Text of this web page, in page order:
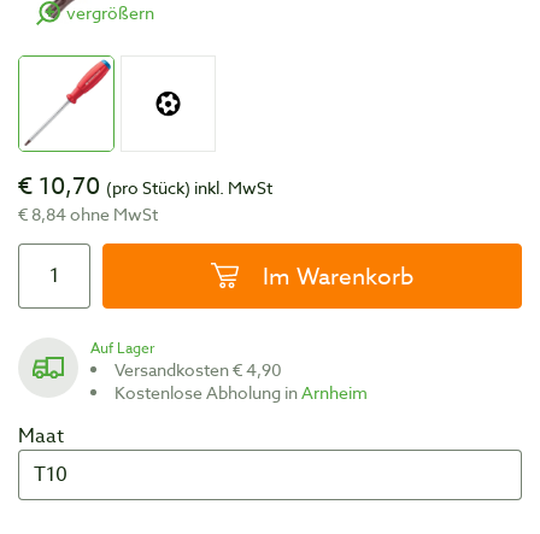
vergrößern
€ 10,70 (pro Stück) inkl. MwSt
€ 8,84 ohne MwSt
Im Warenkorb
Auf Lager
Versandkosten € 4,90
Kostenlose Abholung inArnheim
Maat